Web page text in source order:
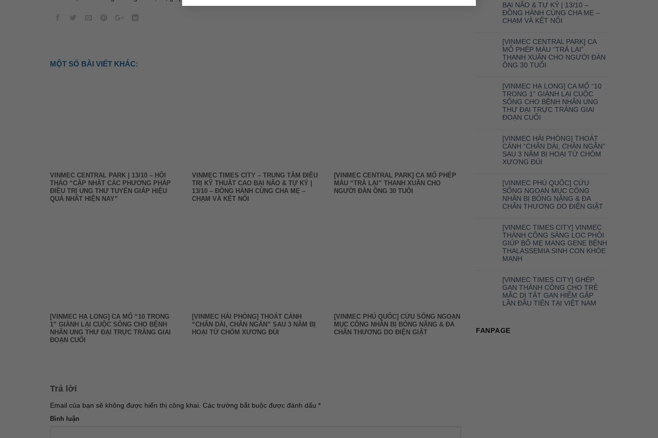
MỘT SỐ BÀI VIẾT KHÁC:
VINMEC CENTRAL PARK | 13/10 – HỘI
THẢO “CẬP NHẬT CÁC PHƯƠNG PHÁP
ĐIỀU TRỊ UNG THƯ TUYẾN GIÁP HIỆU
QUẢ NHẤT HIỆN NAY”
VINMEC TIMES CITY – TRUNG TÂM ĐIỀU
TRỊ KỸ THUẬT CAO BẠI NÃO & TỰ KỶ |
13/10 – ĐỒNG HÀNH CÙNG CHA MẸ –
CHẠM VÀ KẾT NỐI
[VINMEC CENTRAL PARK] CA MỔ PHÉP
MÀU “TRẢ LẠI” THANH XUÂN CHO
NGƯỜI ĐÀN ÔNG 30 TUỔI
[VINMEC HẠ LONG] CA MỔ “10 TRONG
1” GIÀNH LẠI CUỘC SỐNG CHO BỆNH
NHÂN UNG THƯ ĐẠI TRỰC TRÀNG GIAI
ĐOẠN CUỐI
[VINMEC HẢI PHÒNG] THOÁT CẢNH
“CHÂN DÀI, CHÂN NGẮN” SAU 3 NĂM BỊ
HOẠI TỬ CHỎM XƯƠNG ĐÙI
[VINMEC PHÚ QUỐC] CỨU SỐNG NGOẠN
MỤC CÔNG NHÂN BỊ BỎNG NẶNG & ĐA
CHẤN THƯƠNG DO ĐIỆN GIẬT
Trả lời
Email của bạn sẽ không được hiển thị công khai. Các trường bắt buộc được đánh dấu *
Bình luận
BẠI NÃO & TỰ KỶ | 13/10 –
ĐỒNG HÀNH CÙNG CHA MẸ –
CHẠM VÀ KẾT NỐI
[VINMEC CENTRAL PARK] CA
MỔ PHÉP MÀU “TRẢ LẠI”
THANH XUÂN CHO NGƯỜI ĐÀN
ÔNG 30 TUỔI
[VINMEC HẠ LONG] CA MỔ “10
TRONG 1” GIÀNH LẠI CUỘC
SỐNG CHO BỆNH NHÂN UNG
THƯ ĐẠI TRỰC TRÀNG GIAI
ĐOẠN CUỐI
[VINMEC HẢI PHÒNG] THOÁT
CẢNH “CHÂN DÀI, CHÂN NGẮN”
SAU 3 NĂM BỊ HOẠI TỬ CHỎM
XƯƠNG ĐÙI
[VINMEC PHÚ QUỐC] CỨU
SỐNG NGOẠN MỤC CÔNG
NHÂN BỊ BỎNG NẶNG & ĐA
CHẤN THƯƠNG DO ĐIỆN GIẬT
[VINMEC TIMES CITY] VINMEC
THÀNH CÔNG SÀNG LỌC PHÔI
GIÚP BỐ MẸ MANG GENE BỆNH
THALASSEMIA SINH CON KHỎE
MẠNH
[VINMEC TIMES CITY] GHÉP
GAN THÀNH CÔNG CHO TRẺ
MẮC DỊ TẬT GAN HIẾM GẶP
LẦN ĐẦU TIÊN TẠI VIỆT NAM
FANPAGE